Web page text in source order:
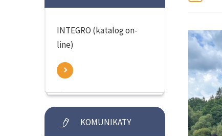
INTEGRO (katalog on-
line)
KOMUNIKATY